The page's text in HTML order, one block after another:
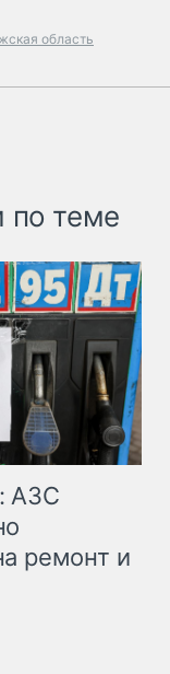
область
по теме
АЗС
ремонт и